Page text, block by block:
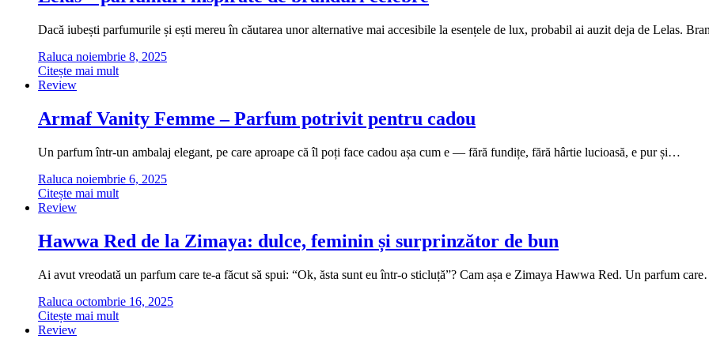
Dacă iubești parfumurile și ești mereu în căutarea unor alternative mai accesibile la esențele de lux, probabil ai auzit deja de Lelas.
Raluca noiembrie 8, 2025
Citește mai mult
Review
Armaf Vanity Femme – Parfum potrivit pentru cadou
Un parfum într-un ambalaj elegant, pe care aproape că îl poți face cadou așa cum e — fără fundițe, fără hârtie lucioasă, e pur și…
Raluca noiembrie 6, 2025
Citește mai mult
Review
Hawwa Red de la Zimaya: dulce, feminin și surprinzător de bun
Ai avut vreodată un parfum care te-a făcut să spui: “Ok, ăsta sunt eu într-o sticluță”? Cam așa e Zimaya Hawwa Red. Un parfum
Raluca octombrie 16, 2025
Citește mai mult
Review